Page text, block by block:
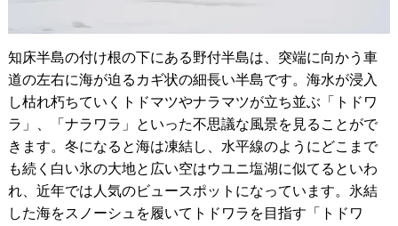
知床半島の付け根の下にある野付半島は、突端に向かう車
道の左右に海が迫るカギ状の細長い半島です。海水が浸入
し枯れ朽ちていくトドマツやナラマツが立ち並ぶ「トドワ
ラ」、「ナラワラ」といった不思議な風景を見ることがで
きます。冬になると海は凍結し、水平線のようにどこまで
も続く白い氷の大地と広い空はウユニ塩湖に似てるといわ
れ、近年では人気のビュースポットになっています。氷結
した海をスノーシュを履いてトドワラを目指す「トドワ